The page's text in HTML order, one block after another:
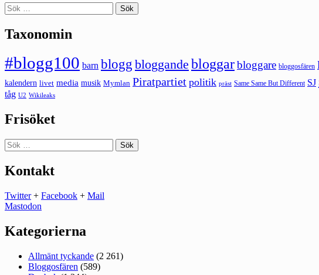
Sök
efter:
Taxonomin
#blogg100 barn blogg bloggande bloggarbloggare bloggosfären
kalendern livet media musik Mymlan Piratpartiet politik präst Same Same But Different SJ
tåg U2 Wikileaks
Frisöket
Sök
efter:
Kontakt
Twitter+ Facebook + Mail
Mastodon
Kategorierna
Allmänt tyckande (2 261)
Bloggosfären (589)